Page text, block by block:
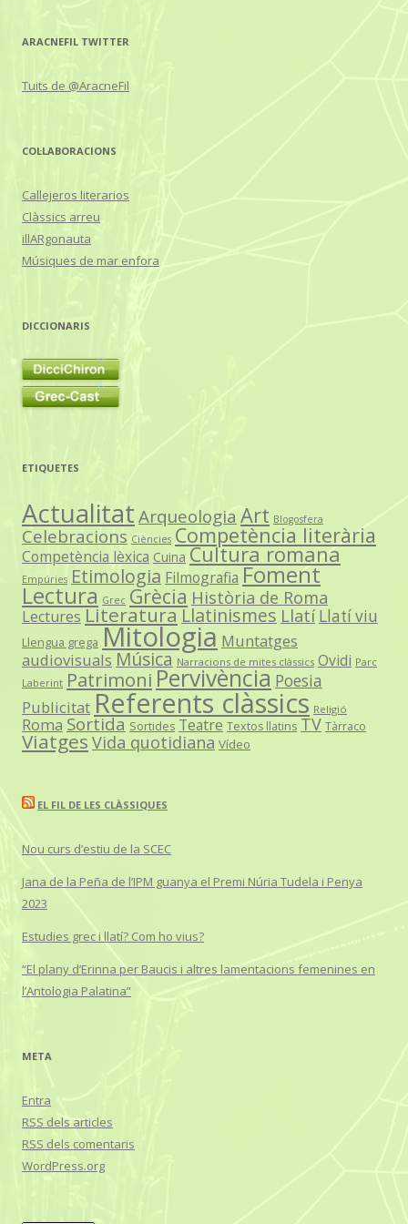
ARACNEFIL TWITTER
Tuits de @AracneFil
COL·LABORACIONS
Callejeros literarios
Clàssics arreu
illARgonauta
Músiques de mar enfora
DICCIONARIS
ETIQUETES
ActualitatArqueologia Art Blogosfera
Celebracions Ciències Competència literària
Competència lèxica Cuina Cultura romana
Empúries Etimologia Filmografia Foment
Lectura Grec Grècia Història de Roma
Lectures LiteraturaLlatinismes Llatí Llatí viu
Llengua grega Mitologia Muntatges
audiovisuals Música Narracions de mites clàssics Ovidi Parc
Laberint Patrimoni Pervivència Poesia
PublicitatReferents clàssics Religió
Roma Sortida Sortides Teatre Textos llatins TV Tàrraco
Viatges Vida quotidiana Vídeo
EL FIL DE LES CLÀSSIQUES
Nou curs d’estiu de la SCEC
Jana de la Peña de l’IPM guanya el Premi Núria Tudela i Penya
2023
Estudies grec i llatí? Com ho vius?
“El plany d’Erinna per Baucis i altres lamentacions femenines en
l’Antologia Palatina”
META
Entra
RSS dels articles
RSS dels comentaris
WordPress.org